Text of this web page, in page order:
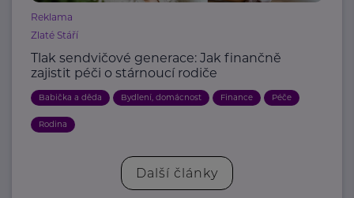
Reklama
Zlaté Stáří
Tlak sendvičové generace: Jak finančně
zajistit péči o stárnoucí rodiče
Babička a děda Bydlení, domácnost Finance Péče
Rodina
Další články